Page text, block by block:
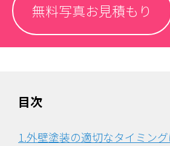
無料写真お見積もり
目次
1.外壁塗装の適切なタイミング